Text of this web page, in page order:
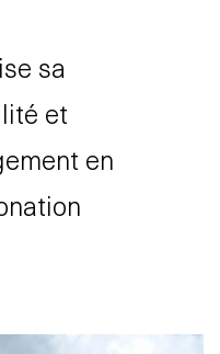
sa
et
en